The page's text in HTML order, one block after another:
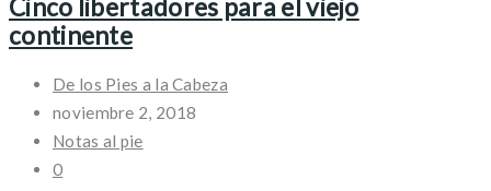
Cinco libertadores para el viejo
continente
De los Pies a la Cabeza
noviembre 2, 2018
Notas al pie
0